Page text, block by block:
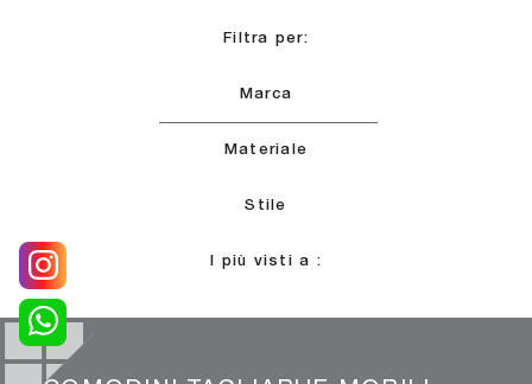
Filtra per:
Marca
Materiale
Stile
I più visti a :